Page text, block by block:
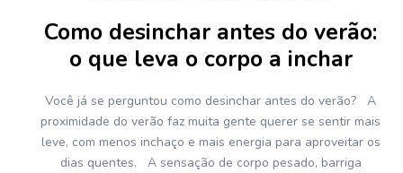
Como desinchar antes do verão:
o que leva o corpo a inchar
Você já se perguntou como desinchar antes do verão? A
proximidade do verão faz muita gente querer se sentir mais
leve, com menos inchaço e mais energia para aproveitar os
dias quentes. A sensação de corpo pesado, barriga